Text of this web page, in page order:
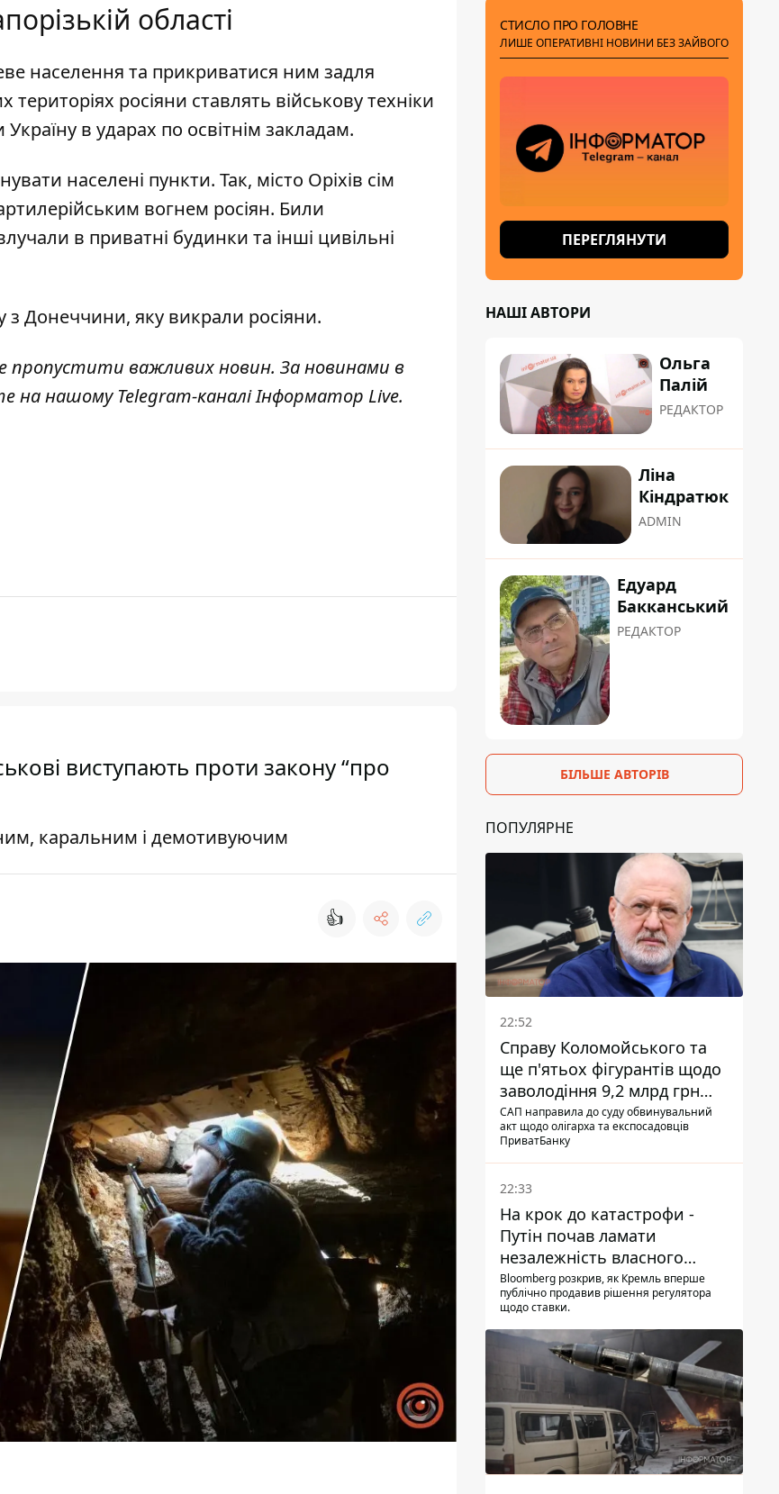
області
населення та прикриватися ним задля
територіях росіяни ставлять військову техніки
в ударах по освітнім закладам.
населені пункти. Так, місто Оріхів сім
вогнем росіян. Били
в приватні будинки та інші цивільні
з Донеччини, яку викрали росіяни.
пропустити важливих новин. За новинами в
на нашому Telegram-каналіІнформатор Live.
виступають проти закону “про
каральним і демотивуючим
👍
СТИСЛО ПРО ГОЛОВНЕ
ЛИШЕ ОПЕРАТИВНІ НОВИНИ БЕЗ ЗАЙВОГО
ПЕРЕГЛЯНУТИ
НАШІ АВТОРИ
Ольга
Палій
РЕДАКТОР
Ліна
Кіндратюк
ADMIN
Едуард
Бакканський
РЕДАКТОР
БІЛЬШЕ АВТОРІВ
ПОПУЛЯРНЕ
22:52
Справу Коломойського та
ще п'ятьох фігурантів щодо
заволодіння 9,2 млрд грн
ПриватБанку скерували до
суду
САП направила до суду обвинувальний
акт щодо олігарха та експосадовців
ПриватБанку
22:33
На крок до катастрофи -
Путін почав ламати
незалежність власного
Центробанку, змусивши
знизити базову ставку
Bloomberg розкрив, як Кремль вперше
публічно продавив рішення регулятора
щодо ставки.